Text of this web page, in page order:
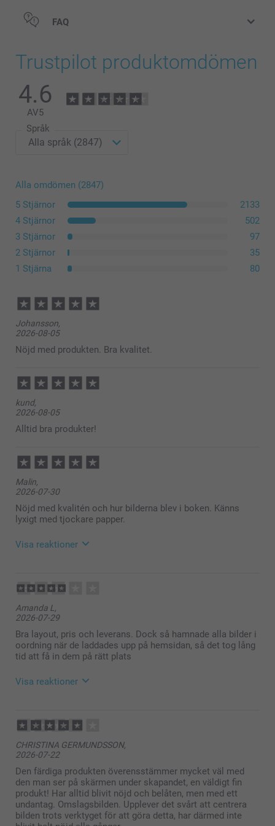
Blankt Premiumpapper 300 g
Modern Presentationsbox
Från 199,00/styck
Priser på tillval och tillgänglighet
storlek L eller XL
här
FAQ
Trustpilot produktomdömen
4.6
AV5
Språk
Alla omdömen (2847)
5 Stjärnor
2133
4 Stjärnor
502
3 Stjärnor
97
2 Stjärnor
35
1 Stjärna
80
Johansson,
2026-08-05
Nöjd med produkten. Bra kvalitet.
kund,
2026-08-05
Alltid bra produkter!
Malin,
2026-07-30
Nöjd med kvalitén och hur bilderna blev i boken. Känns
lyxigt med tjockare papper.
Visa reaktioner
12:13
Stort tack för dina ⭐️⭐️⭐️⭐️⭐️ och omdöme av våra
fotoböcker. Det är ett så fint sätt att samla ihop sina
minnen och skapa sin egen berättelse i bilder. Tack
för att du valt att beställa hos oss.
Soliga hälsningar
Kirsi @smartphoto
Amanda L,
2026-07-29
Bra layout, pris och leverans. Dock så hamnade alla bilder i
oordning när de laddades upp på hemsidan, så det tog lång
tid att få in dem på rätt plats
Visa reaktioner
12:12
Vad roligt att du blev nöjd med layouten, priset och
leveransen av din fotobok!
Samtidigt förstår vi verkligen att det blev
tidskrävande och frustrerande när bilderna hamnade
i oordning.
CHRISTINA GERMUNDSSON,
2026-07-22
Den färdiga produkten överensstämmer mycket väl med
den man ser på skärmen under skapandet, en väldigt fin
produkt! Har alltid blivit nöjd och belåten, men med ett
undantag. Omslagsbilden. Upplever det svårt att centrera
bilden trots verktyget för att göra detta, har därmed inte